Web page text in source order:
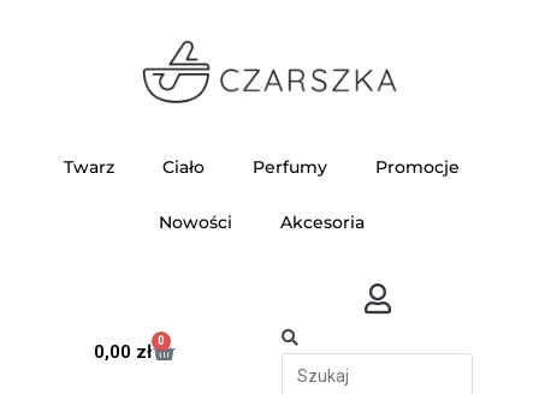
Twarz Ciało Perfumy Promocje
Nowości Akcesoria
0,00 zł 0